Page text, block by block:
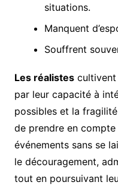
situations.
Manquent
Souffrent
Les réalistescultivent
par leur capacité à
possibles et la
de prendre en
événements sans se
le découragement,
tout en poursuivant